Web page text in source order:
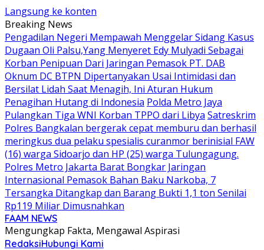
Langsung ke konten
Breaking News
Pengadilan Negeri Mempawah Menggelar Sidang Kasus
Dugaan Oli Palsu,Yang Menyeret Edy Mulyadi Sebagai
Korban Penipuan Dari Jaringan Pemasok PT. DAB
Oknum DC BTPN Dipertanyakan Usai Intimidasi dan
Bersilat Lidah Saat Menagih, Ini Aturan Hukum
Penagihan Hutang di Indonesia Polda Metro Jaya
Pulangkan Tiga WNI Korban TPPO dari Libya Satreskrim
Polres Bangkalan bergerak cepat memburu dan berhasil
meringkus dua pelaku spesialis curanmor berinisial FAW
(16) warga Sidoarjo dan HP (25) warga Tulungagung.
Polres Metro Jakarta Barat Bongkar Jaringan
Internasional Pemasok Bahan Baku Narkoba, 7
Tersangka Ditangkap dan Barang Bukti 1,1 ton Senilai
Rp119 Miliar Dimusnahkan
FAAM NEWS
Mengungkap Fakta, Mengawal Aspirasi
RedaksiHubungi Kami